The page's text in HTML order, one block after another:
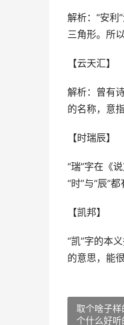
解析：“安利
三角形。所
【云天汇】
解析：曾有
的名称，意
【时瑞辰】
“瑞”字在《
“时”与“辰”
【凯邦】
“凯”字的本
的意思，能
取个啥子
个什么好听